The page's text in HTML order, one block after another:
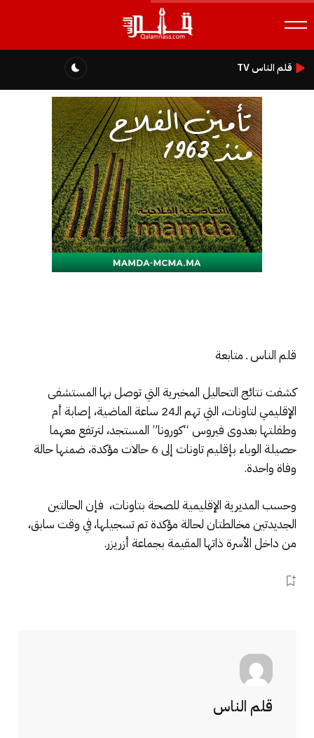
قلم الناس TV
قلم الناس ـ متابعة
كشفت نتائج التحاليل المخبرية التي توصل بها المستشفى
الإقليمي لتاونات، التي تهم الـ24 ساعة الماضية، إصابة أم
وطفلتها بعدوى فيروس “كورونا” المستجد، لترتفع معهما
حصيلة الوباء بإقليم تاونات إلى 6 حالات مؤكدة، ضمنها حالة
وفاة واحدة.
وحسب المديرية الإقليمية للصحة بتاونات، فإن الحالتين
الجديدتين مخالطتان لحالة مؤكدة تم تسجيلها، في وقت سابق،
من داخل الأسرة ذاتها المقيمة بجماعة أزريزر.
قلم الناس